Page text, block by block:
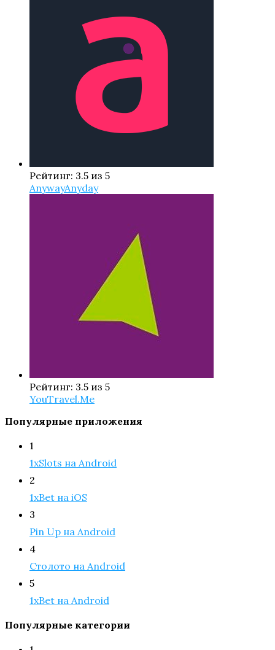
Рейтинг: 3.5 из 5
AnywayAnyday
Рейтинг: 3.5 из 5
YouTravel.Me
Популярные приложения
1
1xSlots на Android
2
1xBet на iOS
3
Pin Up на Android
4
Столото на Android
5
1xBet на Android
Популярные категории